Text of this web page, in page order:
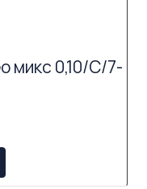
микс 0,10/C/7-